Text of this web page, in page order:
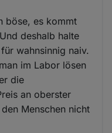
böse, es kommt
deshalb halte
wahnsinnig naiv.
im Labor lösen
die
an oberster
Menschen nicht